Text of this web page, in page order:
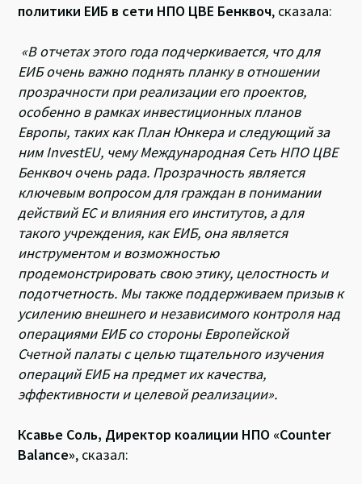
политики ЕИБ в сети НПО ЦВЕ Бенквоч, сказала:
«В отчетах этого года подчеркивается, что для
ЕИБ очень важно поднять планку в отношении
прозрачности при реализации его проектов,
особенно в рамках инвестиционных планов
Европы, таких как План Юнкера и следующий за
нимInvestEU, чемуМеждународная Сеть НПО ЦВЕ
Бенквоч очень рада. Прозрачность является
ключевым вопросом для граждан в понимании
действий ЕС и влияния его институтов, а для
такого учреждения, как ЕИБ, она является
инструментом и возможностью
продемонстрировать свою этику, целостность и
подотчетность. Мы также поддерживаем призыв к
усилению внешнего и независимого контроля над
операциями ЕИБ со стороны Европейской
Счетной палаты с целью тщательного изучения
операций ЕИБ на предмет их качества,
эффективности и целевой реализации».
Ксавье Соль, Директор коалиции НПО «Counter
Balance», сказал: